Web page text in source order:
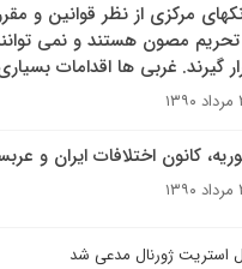
مرکزی از نظر قوانین و
تحریم مصون هستند و نمی
گیرند. غربی ها اقدامات
کانون اختلافات ایران و
استریت ژورنال مدعی شد